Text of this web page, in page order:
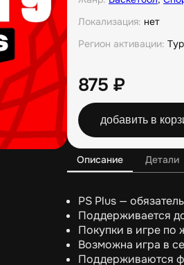
Локализация: нет
Регион активации:
875 ₽
добавить в
Описание Детали
PS Plus —
Поддерживается
Покупки в игре по
Возможна игра в
Поддерживаются